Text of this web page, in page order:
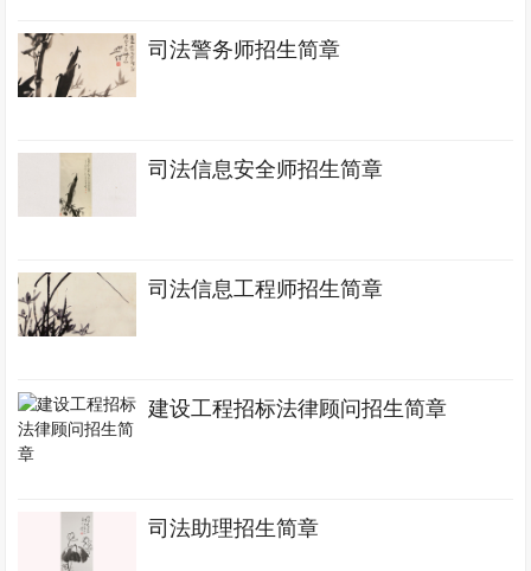
司法警务师招生简章
司法信息安全师招生简章
司法信息工程师招生简章
建设工程招标法律顾问招生简章
司法助理招生简章